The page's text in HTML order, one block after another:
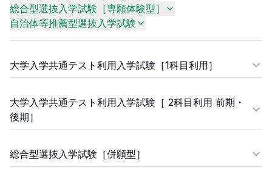
総合型選抜入学試験［専願体験型］
自治体等推薦型選抜入学試験
大学入学共通テスト利用入学試験［1科目利用］
大学入学共通テスト利用入学試験［ 2科目利用 前期・
後期］
総合型選抜入学試験［併願型］